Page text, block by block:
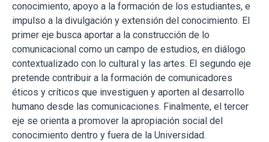
conocimiento, apoyo a la formación de los estudiantes, e
impulso a la divulgación y extensión del conocimiento. El
primer eje busca aportar a la construcción de lo
comunicacional como un campo de estudios, en diálogo
contextualizado con lo cultural y las artes. El segundo eje
pretende contribuir a la formación de comunicadores
éticos y críticos que investiguen y aporten al desarrollo
humano desde las comunicaciones. Finalmente, el tercer
eje se orienta a promover la apropiación social del
conocimiento dentro y fuera de la Universidad.